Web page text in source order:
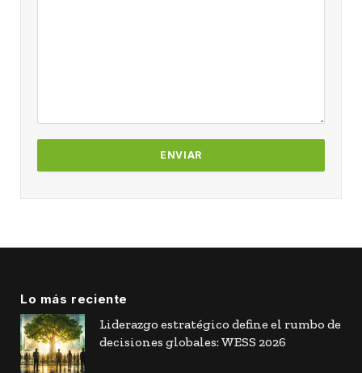
Lo más reciente
Liderazgo estratégico define el rumbo de
decisiones globales: WESS 2026